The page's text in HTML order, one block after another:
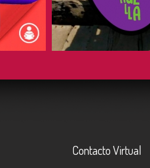
COMPARTIR
Contacto Virtual